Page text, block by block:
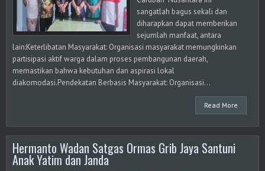
sangatlah bagus sekali dan
diharapkan dapat memberikan
sejumlah manfaat, antara
lain:Keterlibatan Masyarakat: Organisasi masyarakat memungkinkan
partisipasi aktif warga dalam proses pembangunan daerah,
memastikan bahwa kebutuhan dan aspirasi lokal
diakomodasi.Pendekatan Berbasis Masyarakat: Organisasi...
Read More
Hermanto Wadan Satgas Ormas Grib Jaya Santuni
Anak Yatim dan Janda